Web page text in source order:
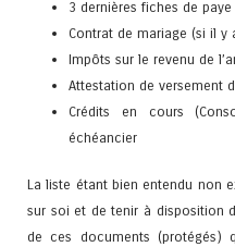
3 dernières fiches de
Contrat de mariage (si il y
Impôts sur le revenu de
Attestation de versement
Crédits en cours
échéancier
La liste étant bien entendu non
sur soi et de tenir à disposition
de ces documents (protégés)